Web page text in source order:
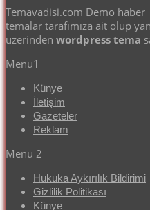
Temavadisi.com Demo
temalar tarafımıza ait olup
üzerinden wordpress tema
Menu1
Künye
İletişim
Gazeteler
Reklam
Menu 2
Hukuka Aykırılık Bildirimi
Gizlilik Politikası
Künye